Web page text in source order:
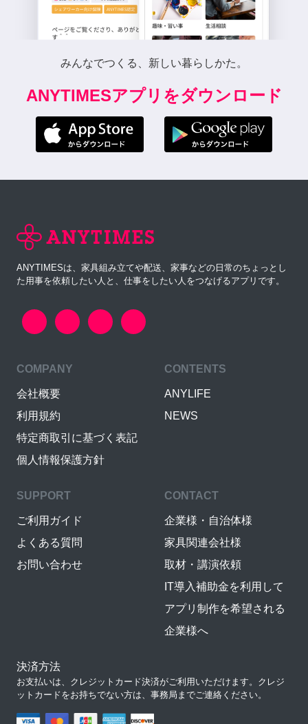
みんなでつくる、新しい暮らしかた。
ANYTIMESアプリをダウンロード
ANYTIMESは、家具組み立てや配送、家事などの日常のちょっとし
た用事を依頼したい人と、仕事をしたい人をつなげるアプリです。
COMPANY
会社概要
利用規約
特定商取引に基づく表記
個人情報保護方針
CONTENTS
ANYLIFE
NEWS
SUPPORT
ご利用ガイド
よくある質問
お問い合わせ
CONTACT
企業様・自治体様
家具関連会社様
取材・講演依頼
IT導入補助金を利用して
アプリ制作を希望される
企業様へ
決済方法
お支払いは、クレジットカード決済がご利用いただけます。クレジ
ットカードをお持ちでない方は、事務局までご連絡ください。